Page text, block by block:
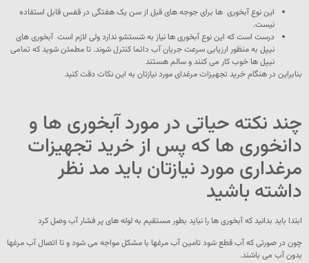
این نوع آبخوری ها برای جوجه های قبل از سن یک هفتگی در قفس قابل استفاده
نیست.
درست است که این نوع آبخوری ها نیاز به شستشو ندارد ولی لازم است آبخوری های
نیپل به منظور ارزیابی سرعت جریان آب دائما کنترل شوند. تا مطمئن شوید که تمامی
نیپل ها خوب کار می کنند و سالم هستند
بنابراین در هنگام خرید تجهیزات مرغدای مورد نیازتان به این نکات دقت کنید
چند نکته حیاتی در مورد آبخوری ها و
دانخوری ها که پس از خرید تجهیزات
مرغداری مورد نیازتان باید مد نظر
داشته باشید
ابتدا باید بدانید که آبخوری ها را نباید بطور مستقیم به لوله های پر فشار آب وصل کرد
چون در صورتی که آب قطع شود تامین آب مرغها با مشکل مواجه می شود و تا اتصال آب مرغها
بدون آب می باشند.